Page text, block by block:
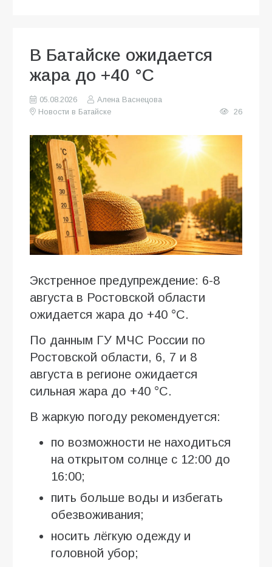
В Батайске ожидается
жара до +40 °C
05.08.2026
Алена Васнецова
Новости в Батайске
26
Экстренное предупреждение: 6-8
августа в Ростовской области
ожидается жара до +40 °C.
По данным ГУ МЧС России по
Ростовской области, 6, 7 и 8
августа в регионе ожидается
сильная жара до +40 °C.
В жаркую погоду рекомендуется:
по возможности не находиться
на открытом солнце с 12:00 до
16:00;
пить больше воды и избегать
обезвоживания;
носить лёгкую одежду и
головной убор;